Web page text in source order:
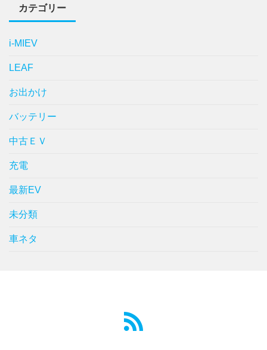
カテゴリー
i-MIEV
LEAF
お出かけ
バッテリー
中古ＥＶ
充電
最新EV
未分類
車ネタ